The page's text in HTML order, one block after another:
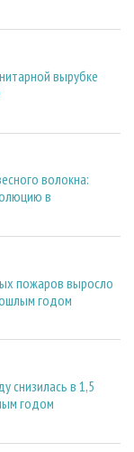
вырубке
волокна:
в
пожаров выросло
годом
снизилась в 1,5
годом